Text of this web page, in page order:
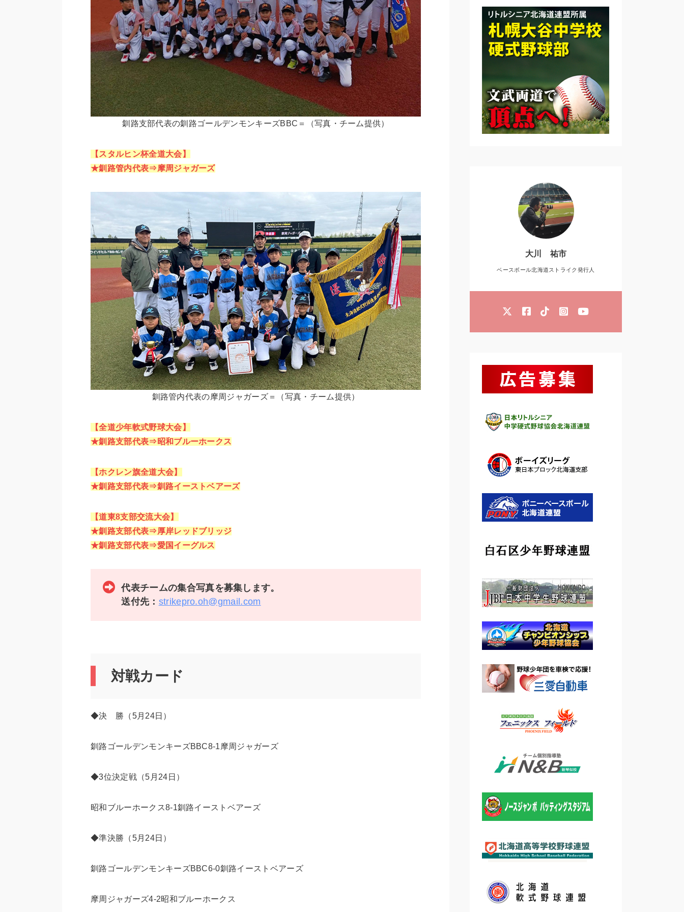
釧路支部代表の釧路ゴールデンモンキーズBBC＝（写真・チーム提供）
【スタルヒン杯全道大会】
★釧路管内代表⇒摩周ジャガーズ
釧路管内代表の摩周ジャガーズ＝（写真・チーム提供）
【全道少年軟式野球大会】
★釧路支部代表⇒昭和ブルーホークス
【ホクレン旗全道大会】
★釧路支部代表⇒釧路イーストベアーズ
【道東8支部交流大会】
★釧路支部代表⇒厚岸レッドブリッジ
★釧路支部代表⇒愛国イーグルス
代表チームの集合写真を募集します。
送付先： strikepro.oh@gmail.com
対戦カード
◆決 勝（5月24日）
釧路ゴールデンモンキーズBBC8-1摩周ジャガーズ
◆3位決定戦（5月24日）
昭和ブルーホークス8-1釧路イーストベアーズ
◆準決勝（5月24日）
釧路ゴールデンモンキーズBBC6-0釧路イーストベアーズ
摩周ジャガーズ4-2昭和ブルーホークス
大川 祐市
ベースボール北海道ストライク発行人